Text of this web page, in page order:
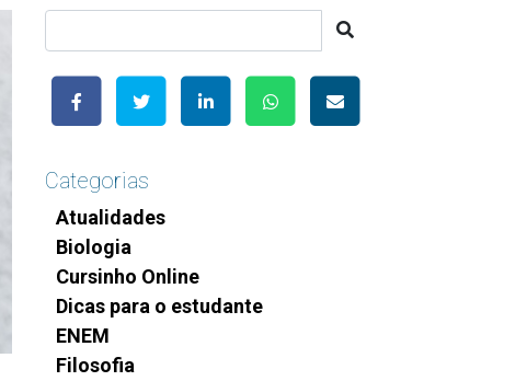
Categorias
Atualidades
Biologia
Cursinho Online
Dicas para o estudante
ENEM
Filosofia